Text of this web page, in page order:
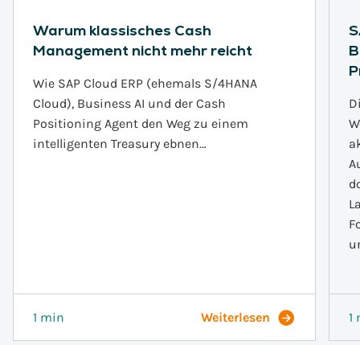
Warum klassisches Cash
Management nicht mehr reicht
Wie SAP Cloud ERP (ehemals S/4HANA
Cloud), Business AI und der Cash
Positioning Agent den Weg zu einem
intelligenten Treasury ebnen…
1 min Weiterlesen 1